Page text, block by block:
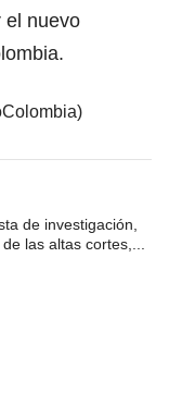
el nuevo
de investigación,
las altas cortes,